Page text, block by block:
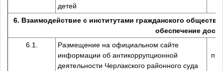
детей
6. Взаимодействие с институтами гражданского
обеспечение
6.1.
Размещение на официальном сайте
информации об антикоррупционной
деятельности Черлакского районного суда